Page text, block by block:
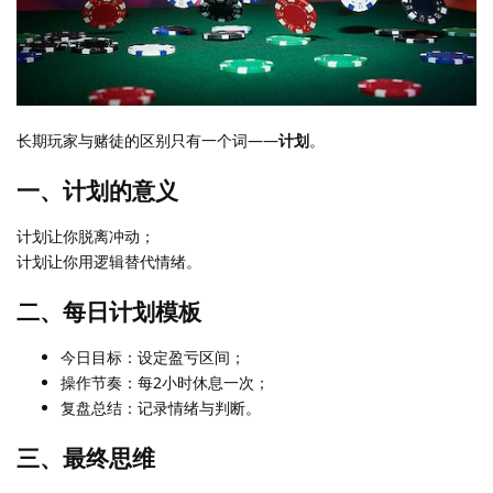
长期玩家与赌徒的区别只有一个词——计划。
一、计划的意义
计划让你脱离冲动；
计划让你用逻辑替代情绪。
二、每日计划模板
今日目标：设定盈亏区间；
操作节奏：每2小时休息一次；
复盘总结：记录情绪与判断。
三、最终思维